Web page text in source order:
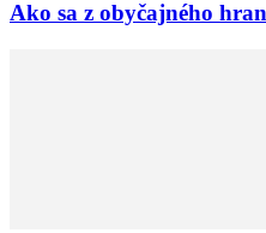
Ako sa z obyčajného